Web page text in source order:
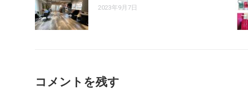
2023年9月7日
コメントを残す